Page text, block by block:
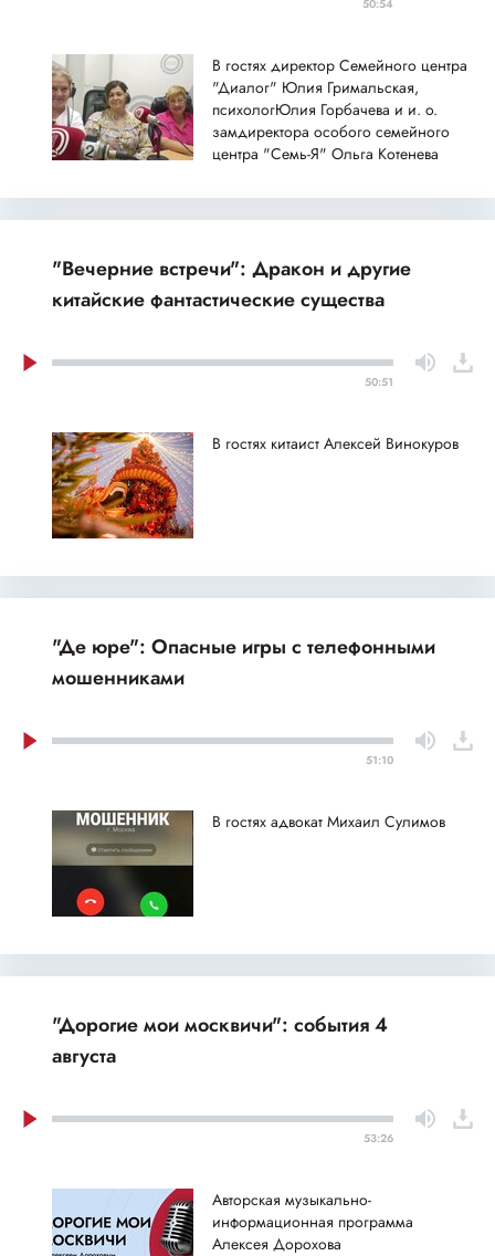
50:54
В гостях директор Семейного центра
"Диалог" Юлия Гримальская,
психологЮлия Горбачева и и. о.
замдиректора особого семейного
центра "Семь-Я" Ольга Котенева
"Вечерние встречи": Дракон и другие
китайские фантастические существа
50:51
В гостях китаист Алексей Винокуров
"Де юре": Опасные игры с телефонными
мошенниками
51:10
В гостях адвокат Михаил Сулимов
"Дорогие мои москвичи": события 4
августа
53:26
Авторская музыкально-
информационная программа
Алексея Дорохова